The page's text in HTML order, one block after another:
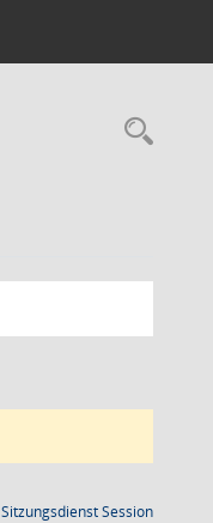
SitzungsdienstSession(Wird in